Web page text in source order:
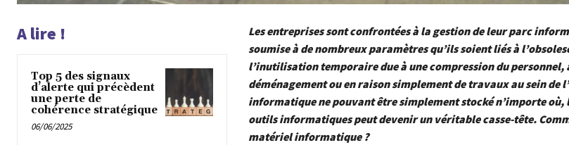
A lire !
Top 5 des signaux
d’alerte qui précèdent
une perte de
cohérence stratégique
06/06/2025
Les entreprises sont confrontées à la gestion de leur parc
soumise à de nombreux paramètres qu’ils soient liés à
l’inutilisation temporaire due à une compression du
déménagement ou en raison simplement de travaux au sein de
informatique ne pouvant être simplement stocké n’importe où,
outils informatiques peut devenir un véritable casse-tête.
matériel informatique ?